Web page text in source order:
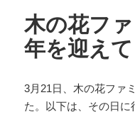
木の花フ
年を迎えて
3月21日、木の花ファ
た。以下は、その日